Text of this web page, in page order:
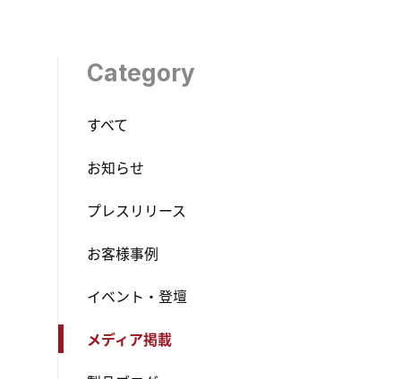
Category
すべて
お知らせ
プレスリリース
お客様事例
イベント・登壇
メディア掲載